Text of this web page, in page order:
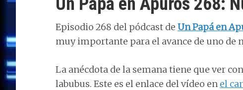
Episodio 268 del pódcast de Un Papá en
muy importante para el avance de uno de
La anécdota de la semana tiene que ver
labubus. Este es el enlace del vídeo en el